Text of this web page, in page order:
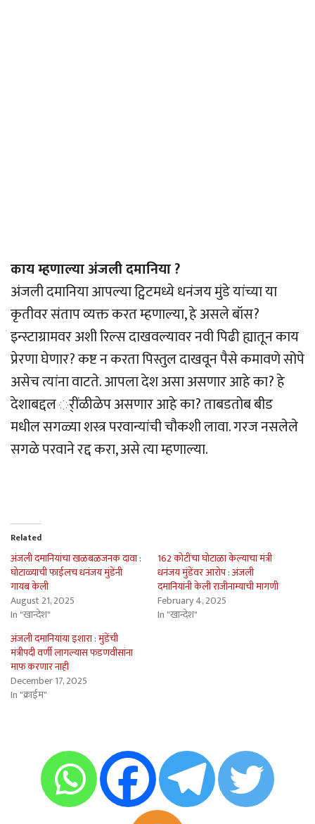
काय म्हणाल्या अंजली दमानिया ?
अंजली दमानिया आपल्या ट्विटमध्ये धनंजय मुंडे यांच्या या
कृतीवर संताप व्यक्त करत म्हणाल्या, हे असले बॉस?
इन्स्टाग्रामवर अशी रिल्स दाखवल्यावर नवी पिढी ह्यातून काय
प्रेरणा घेणार? कष्ट न करता पिस्तुल दाखवून पैसे कमावणे सोपे
असेच त्यांना वाटते. आपला देश असा असणार आहे का? हे
देशाबद्दल र्ींळीळेप असणार आहे का? ताबडतोब बीड
मधील सगळ्या शस्त्र परवान्यांची चौकशी लावा. गरज नसलेले
सगळे परवाने रद्द करा, असे त्या म्हणाल्या.
Related
अंजली दमानियांचा खळबळजनक दावा :
घोटाळ्याची फाईलच धनंजय मुंडेंनी
गायब केली
August 21, 2025
In "खान्देश"
162 कोटींचा घोटाळा केल्याचा मंत्री
धनंजय मुंडेंवर आरोप : अंजली
दमानियांनी केली राजीनाम्याची मागणी
February 4, 2025
In "खान्देश"
अंजली दमानियांया इशारा : मुंडेंची
मंत्रीपदी वर्णी लागल्यास फडणवीसांना
माफ करणार नाही
December 17, 2025
In "क्राईम"